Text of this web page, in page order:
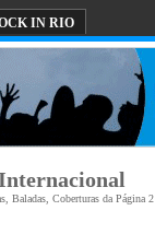
IN RIO
Baladas, Coberturas da Página 2